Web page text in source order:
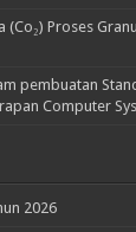
(Co₂) Proses
pembuatan
Computer
2026